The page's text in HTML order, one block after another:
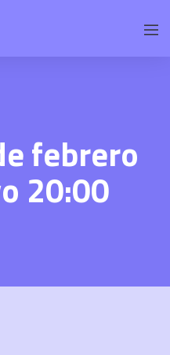
febrero
20:00